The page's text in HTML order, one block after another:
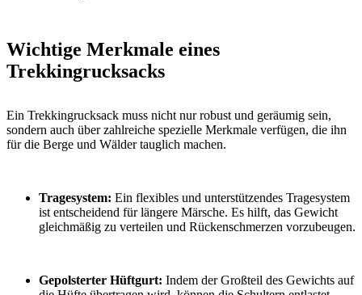
Wichtige Merkmale eines
Trekkingrucksacks
Ein Trekkingrucksack muss nicht nur robust und geräumig sein,
sondern auch über zahlreiche spezielle Merkmale verfügen, die ihn
für die Berge und Wälder tauglich machen.
Tragesystem: Ein flexibles und unterstützendes Tragesystem
ist entscheidend für längere Märsche. Es hilft, das Gewicht
gleichmäßig zu verteilen und Rückenschmerzen vorzubeugen.
Gepolsterter Hüftgurt: Indem der Großteil des Gewichts auf